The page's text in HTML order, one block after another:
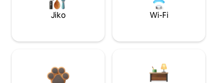
Jiko Wi-Fi